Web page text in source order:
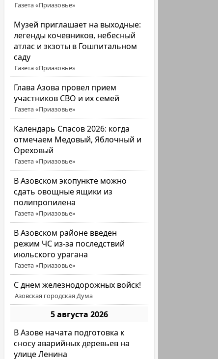
Газета «Приазовье»
Музей приглашает на выходные:
легенды кочевников, небесный
атлас и экзоты в Гошпитальном
саду
Газета «Приазовье»
Глава Азова провел прием
участников СВО и их семей
Газета «Приазовье»
Календарь Спасов 2026: когда
отмечаем Медовый, Яблочный и
Ореховый
Газета «Приазовье»
В Азовском экопункте можно
сдать овощные ящики из
полипропилена
Газета «Приазовье»
В Азовском районе введен
режим ЧС из-за последствий
июльского урагана
Газета «Приазовье»
С днем железнодорожных войск!
Азовская городская Дума
5 августа 2026
В Азове начата подготовка к
сносу аварийных деревьев на
улице Ленина